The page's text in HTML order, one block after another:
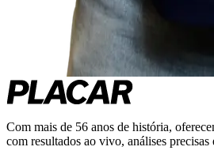
Com mais de 56 anos de história,
com resultados ao vivo, análises precisas